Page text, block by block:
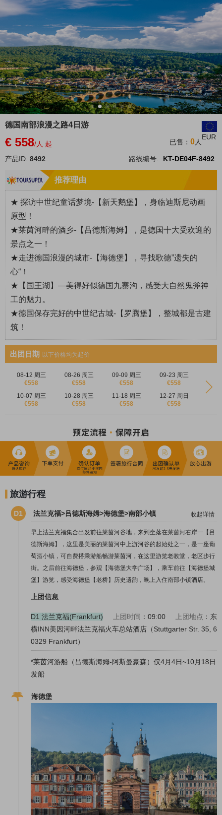
德国南部浪漫之路4日游
EUR
€ 558/人 起 已售： 0人
产品ID: 8492 路线编号: KT-DE04F-8492
推荐理由
★ 探访中世纪童话梦境-【 新天鹅堡 】，身临迪斯尼动画
原型 ！
★莱茵河畔的酒乡-【 吕德斯海姆】，是德国十大受欢迎的
景点之一！
★走进德国浪漫的城市-【海德堡 】，寻找歌德”遗失的
心“！
★ 【 国王湖 】—美得好似德国九寨沟，感受大自然鬼斧神
工的魅力。
★德国保存完好的中世纪古城-【 罗腾堡 】，整城都是古建
筑！
出团日期 以下价格均为起价
08-12 周三
€558
08-26 周三
€558
09-09 周三
€558
09-23 周三
€558
10-07 周三
€558
10-28 周三
€558
11-18 周三
€558
12-27 周日
€558
旅游行程
D1 法兰克福>吕德斯海姆>海德堡>南部小镇 收起详情
早上法兰克福集合出发前往莱茵河谷地，来到坐落在莱茵河右岸一【吕
德斯海姆】，这里是美丽的莱茵河中上游河谷的起始处之一，是一座葡
萄酒小镇，可自费搭乘游船畅游莱茵河，在这里游览老教堂，老区步行
街。之后前往海德堡，参观【海德堡大学广场】，乘车前往【海德堡城
堡】游览，感受海德堡【老桥】历史遗韵，晚上入住南部小镇酒店。
上团信息
D1 法兰克福(Frankfurt) 上团时间 ：09:00 上团地点 ：东
横INN美因河畔法兰克福火车总站酒店（Stuttgarter Str. 35, 6
0329 Frankfurt）
*莱茵河游船（吕德斯海姆-阿斯曼豪森）仅4月4日~10月18日
发船
海德堡